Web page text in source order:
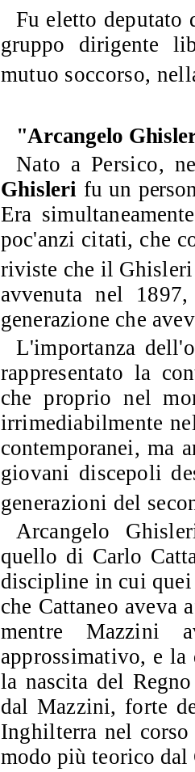
Fu eletto deputato
gruppo dirigente
mutuo soc­corso,
"Arcangelo
Nato a Persico,
Ghisleri fu un
Era simul­
poc'anzi citati, che
riviste che il
av­venuta nel
generazione che
L'importanza
rappresentato la
che proprionel
irrimediabilmente
contemporanei, ma
giovani discepoli
generazioni del
Arcangelo
quello di Carlo
discipline in cui
che Cattaneo aveva
mentre Mazzini
approssimati­vo, e la
la nascita del
dal Mazzini, forte
Inghilterra nel
modo più teorico dal